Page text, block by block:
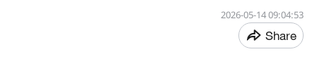
09:04:53 2026-05-14
Share